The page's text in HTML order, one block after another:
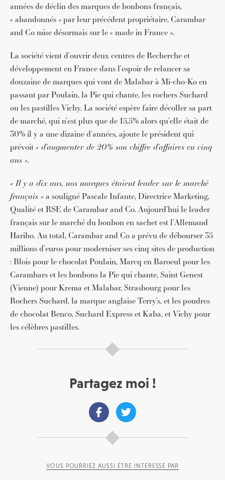
années de déclin des marques de bonbons français,
« abandonnés » par leur précédent propriétaire, Carambar
and Co mise désormais sur le « made in France ».
La société vient d’ouvrir deux centres de Recherche et
développement en France dans l’espoir de relancer sa
douzaine de marques qui vont de Malabar à Mi-cho-Ko en
passant par Poulain, la Pie qui chante, les rochers Suchard
ou les pastilles Vichy. La société espère faire décoller sa part
de marché, qui n’est plus que de 15,5% alors qu’elle était de
30% il y a une dizaine d’années, ajoute le président qui
prévoit « d’augmenter de 20% son chiffre d’affaires en cinq
ans ».
« Il y a dix ans, nos marques étaient leader sur le marché
français » a souligné Pascale Infante, Directrice Marketing,
Qualité et RSE de Carambar and Co. Aujourd’hui le leader
français sur le marché du bonbon en sachet est l’Allemand
Haribo. Au total, Carambar and Co a prévu de débourser 35
millions d’euros pour moderniser ses cinq sites de production
: Blois pour le chocolat Poulain, Marcq en Baroeul pour les
Carambars et les bonbons la Pie qui chante, Saint Genest
(Vienne) pour Krema et Malabar, Strasbourg pour les
Rochers Suchard, la marque anglaise Terry’s, et les poudres
de chocolat Benco, Suchard Express et Kaba, et Vichy pour
les célèbres pastilles.
Partagez moi !
VOUS POURRIEZ AUSSI ÊTRE INTÉRESSÉ PAR